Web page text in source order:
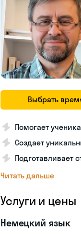
Выбрать
Помогает
Создает
Подготавливает
Читать дальше
Услуги и цены
Немецкий язык